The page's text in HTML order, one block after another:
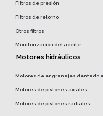
Filtros de presión
Filtros de retorno
Otros filtros
Monitorización del aceite
Motores hidráulicos
Motores de engranajes dentado
Motores de pistones axiales
Motores de pistones radiales